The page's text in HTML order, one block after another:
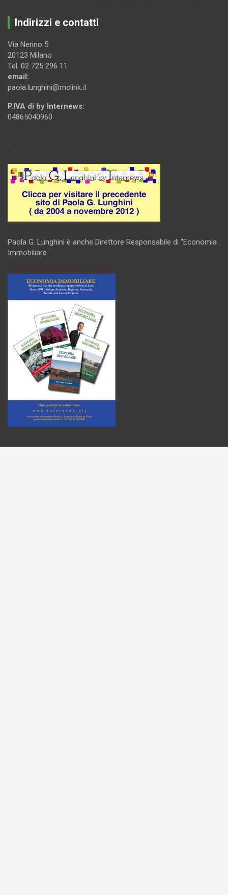
Indirizzi e contatti
Via Nerino 5
20123 Milano
Tel. 02 725 296 11
email:
paola.lunghini@mclink.it
P.IVA di by Internews:
04865040960
.
Paola G. Lunghini è anche Direttore Responsabile di “Economia
Immobiliare